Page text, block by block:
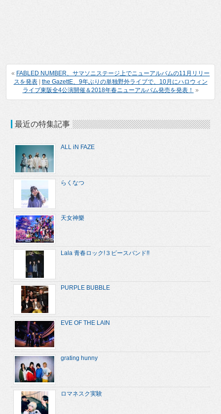
« FABLED NUMBER、サマソニステージ上でニューアルバムの11月リリー
スを発表| the GazettE、9年ぶりの単独野外ライブで、10月にハロウィン
ライブ東阪全4公演開催＆2018年春ニューアルバム発売を発表！ »
最近の特集記事
ALL iN FAZE
らくなつ
天女神樂
Lala 青春ロック!３ピースバンド!!
PURPLE BUBBLE
EVE OF THE LAIN
grating hunny
ロマネスク実験